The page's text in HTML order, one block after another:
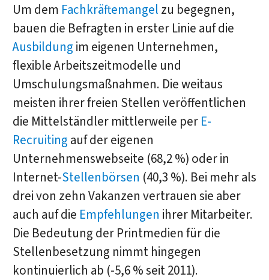
Um dem Fachkräftemangel zu begegnen,
bauen die Befragten in erster Linie auf die
Ausbildung im eigenen Unternehmen,
flexible Arbeitszeitmodelle und
Umschulungsmaßnahmen. Die weitaus
meisten ihrer freien Stellen veröffentlichen
die Mittelständler mittlerweile per E-
Recruiting auf der eigenen
Unternehmenswebseite (68,2 %) oder in
Internet-Stellenbörsen (40,3 %). Bei mehr als
drei von zehn Vakanzen vertrauen sie aber
auch auf die Empfehlungen ihrer Mitarbeiter.
Die Bedeutung der Printmedien für die
Stellenbesetzung nimmt hingegen
kontinuierlich ab (-5,6 % seit 2011).